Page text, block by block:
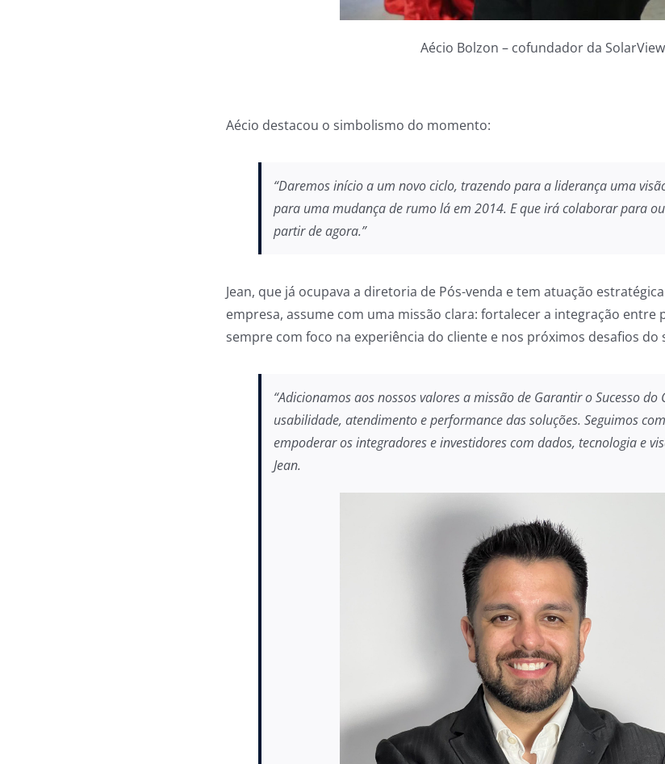
Aécio Bolzon – cofundador da SolarView
Aécio destacou o simbolismo do momento:
“Daremos início a um novo ciclo, trazendo para a liderança uma
para uma mudança de rumo lá em 2014. E que irá colaborar para
partir de agora.”
Jean, que já ocupava a diretoria de Pós-venda e tem atuação
empresa, assume com uma missão clara: fortalecer a integração entre
sempre com foco na experiência do cliente e nos próximos desafios do
“Adicionamos aos nossos valores a missão de Garantir o Sucesso do
usabilidade, atendimento e performance das soluções. Seguimos
empoderar os integradores e investidores com dados, tecnologia e
Jean.